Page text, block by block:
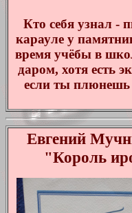
Кто себя узнал -
карауле у
время учёбы в
даром, хотя есть
если ты плюнешь
Евгений
"Король